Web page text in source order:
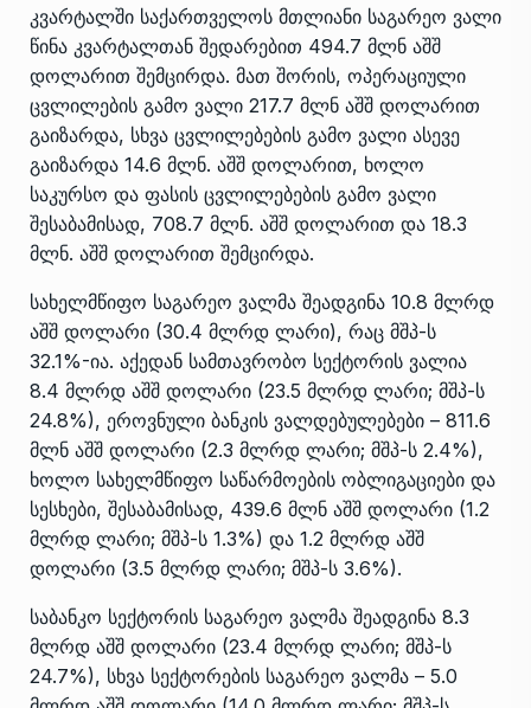
კვარტალში საქართველოს მთლიანი საგარეო ვალი
წინა კვარტალთან შედარებით 494.7 მლნ აშშ
დოლარით შემცირდა. მათ შორის, ოპერაციული
ცვლილების გამო ვალი 217.7 მლნ აშშ დოლარით
გაიზარდა, სხვა ცვლილებების გამო ვალი ასევე
გაიზარდა 14.6 მლნ. აშშ დოლარით, ხოლო
საკურსო და ფასის ცვლილებების გამო ვალი
შესაბამისად, 708.7 მლნ. აშშ დოლარით და 18.3
მლნ. აშშ დოლარით შემცირდა.
სახელმწიფო საგარეო ვალმა შეადგინა 10.8 მლრდ
აშშ დოლარი (30.4 მლრდ ლარი), რაც მშპ-ს
32.1%-ია. აქედან სამთავრობო სექტორის ვალია
8.4 მლრდ აშშ დოლარი (23.5 მლრდ ლარი; მშპ-ს
24.8%), ეროვნული ბანკის ვალდებულებები – 811.6
მლნ აშშ დოლარი (2.3 მლრდ ლარი; მშპ-ს 2.4%),
ხოლო სახელმწიფო საწარმოების ობლიგაციები და
სესხები, შესაბამისად, 439.6 მლნ აშშ დოლარი (1.2
მლრდ ლარი; მშპ-ს 1.3%) და 1.2 მლრდ აშშ
დოლარი (3.5 მლრდ ლარი; მშპ-ს 3.6%).
საბანკო სექტორის საგარეო ვალმა შეადგინა 8.3
მლრდ აშშ დოლარი (23.4 მლრდ ლარი; მშპ-ს
24.7%), სხვა სექტორების საგარეო ვალმა – 5.0